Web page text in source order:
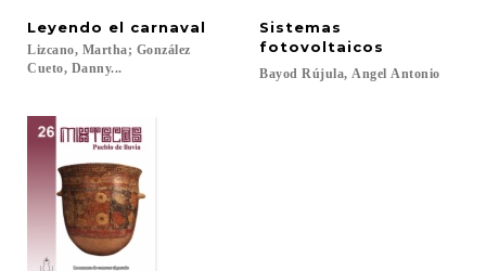
Leyendo el carnaval
Lizcano, Martha; González
Cueto, Danny...
Sistemas
fotovoltaicos
Bayod Rújula, Angel Antonio